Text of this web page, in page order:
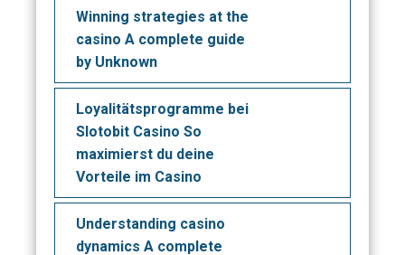
Winning strategies at the
casino A complete guide
by Unknown
Loyalitätsprogramme bei
Slotobit Casino So
maximierst du deine
Vorteile im Casino
Understanding casino
dynamics A complete